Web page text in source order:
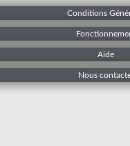
Conditions
Aide
Nous